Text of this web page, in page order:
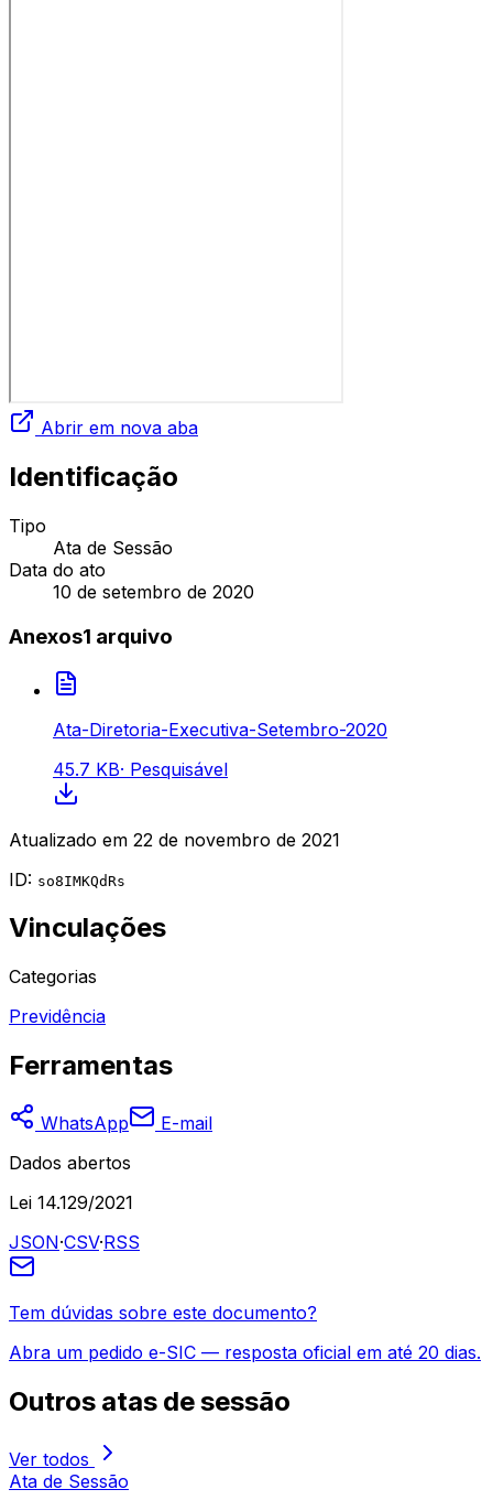
Abrir em nova aba
Identificação
Tipo
Ata de Sessão
Data do ato
10 de setembro de 2020
Anexos1 arquivo
Ata-Diretoria-Executiva-Setembro-2020
45.7 KB· Pesquisável
Atualizado em 22 de novembro de 2021
ID: so8IMKQdRs
Vinculações
Categorias
Previdência
Ferramentas
WhatsApp
E-mail
Dados abertos
Lei 14.129/2021
JSON·CSV·RSS
Tem dúvidas sobre este documento?
Abra um pedido e-SIC — resposta oficial em até 20 dias.
Outros atas de sessão
Ver todos
Ata de Sessão